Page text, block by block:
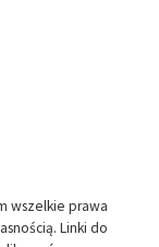
wszelkie prawa
Linki do